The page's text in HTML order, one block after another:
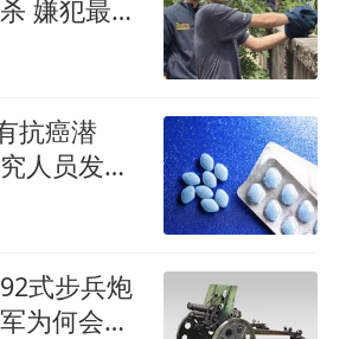
嫌犯最新
抗癌潜
人员发现
式步兵炮
为何会对